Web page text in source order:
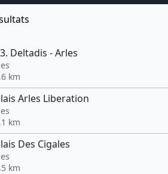
Deltadis - Arles
km
Arles Liberation
km
Des Cigales
km